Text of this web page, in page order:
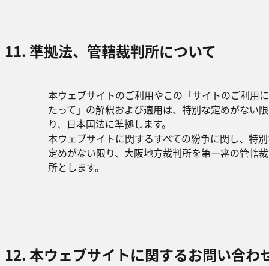
11. 準拠法、管轄裁判所について
本ウェブサイトのご利用やこの「サイトのご利用
たって」の解釈および適用は、特別な定めがない限
り、日本国法に準拠します。
本ウェブサイトに関するすべての紛争に関し、特
定めがない限り、大阪地方裁判所を第一審の管轄
所とします。
12. 本ウェブサイトに関するお問い合わ